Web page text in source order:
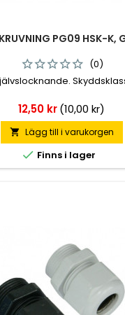
PG09 HSK-K,
(0)
Pris
12,50 kr(10,00 kr)
 Lägg till i varukorgen
 Finns i lager